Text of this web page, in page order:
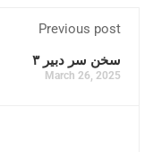
Previous post
سخن سر دبیر ۳
March 26, 2025